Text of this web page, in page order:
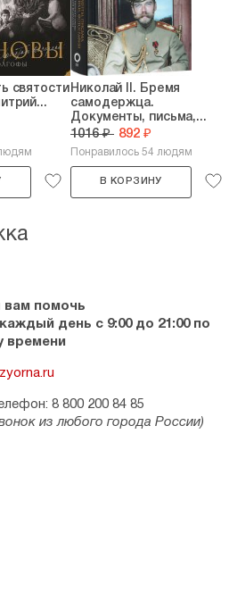
святости Николай II. Бремя
самодержца.
Документы, письма,...
1016 ₽ 892 ₽
Понравилось 54 людям
В КОРЗИНУ
вам помочь
день с 9:00 до 21:00 по
времени
8 800 200 84 85
из любого города России)